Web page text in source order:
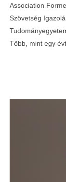
Association
Szövetség
Több, mint egy